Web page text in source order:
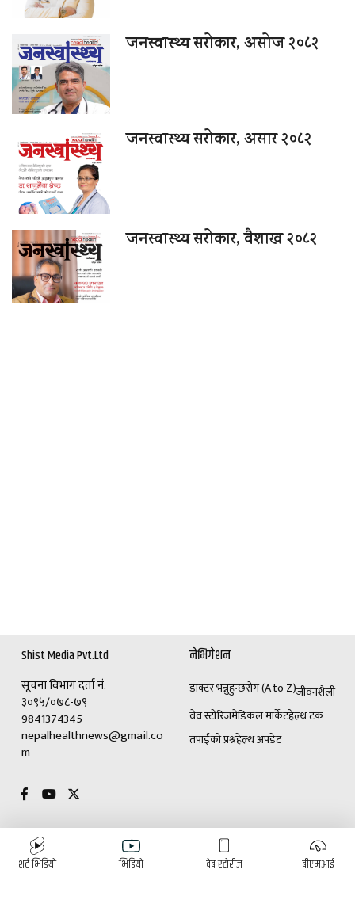
शर्ट भिडियो भिडियो वेब स्टोरीज बीएमआई
जनस्वास्थ्य सरोकार, असोज २०८२
जनस्वास्थ्य सरोकार, असार २०८२
जनस्वास्थ्य सरोकार, वैशाख २०८२
Shist Media Pvt.Ltd
सूचना विभाग दर्ता नं.
३०९५/०७८-७९
9841374345
nepalhealthnews@gmail.co
m
नेभिगेशन
डाक्टर भन्नुहुन्छरोग (A to Z)जीवनशैली
वेव स्टोरिजमेडिकल मार्केटहेल्थ टक
तपाईंको प्रश्नहेल्थ अपडेट
विशेष
डाक्टर भन्नुहुन्छ
विज्ञापनका लागि
(+९७७)९८४१३७४३४५